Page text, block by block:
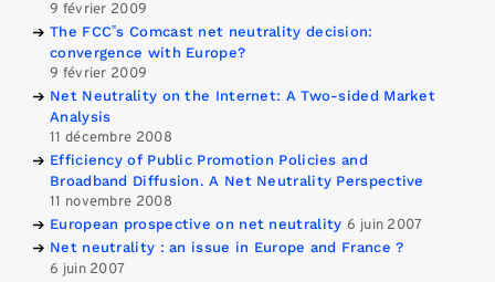
9 février 2009
The FCC‟s Comcast net neutrality decision:
convergence with Europe?
9 février 2009
Net Neutrality on the Internet: A Two-sided Market
Analysis
11 décembre 2008
Efficiency of Public Promotion Policies and
Broadband Diffusion. A Net Neutrality Perspective
11 novembre 2008
European prospective on net neutrality 6 juin 2007
Net neutrality : an issue in Europe and France ?
6 juin 2007